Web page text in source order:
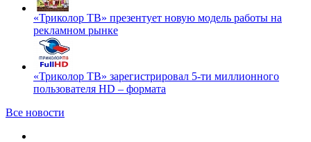
«Триколор ТВ» презентует новую модель работы на
рекламном рынке
«Триколор ТВ» зарегистрировал 5-ти миллионного
пользователя HD – формата
Все новости